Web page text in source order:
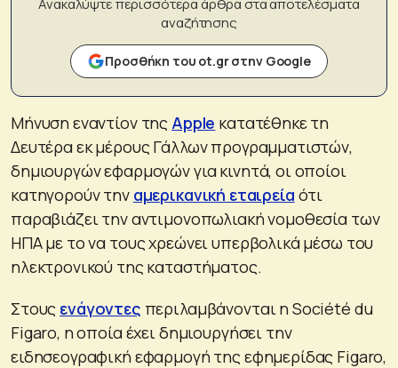
Ανακαλύψτε περισσότερα άρθρα στα αποτελέσματα
αναζήτησης
Προσθήκη του ot.gr στην Google
Μήνυση εναντίον της Apple κατατέθηκε τη
Δευτέρα εκ μέρους Γάλλων προγραμματιστών,
δημιουργών εφαρμογών για κινητά, οι οποίοι
κατηγορούν την αμερικανική εταιρεία ότι
παραβιάζει την αντιμονοπωλιακή νομοθεσία των
ΗΠΑ με το να τους χρεώνει υπερβολικά μέσω του
ηλεκτρονικού της καταστήματος.
Στους ενάγοντες περιλαμβάνονται η Société du
Figaro, η οποία έχει δημιουργήσει την
ειδησεογραφική εφαρμογή της εφημερίδας Figaro,